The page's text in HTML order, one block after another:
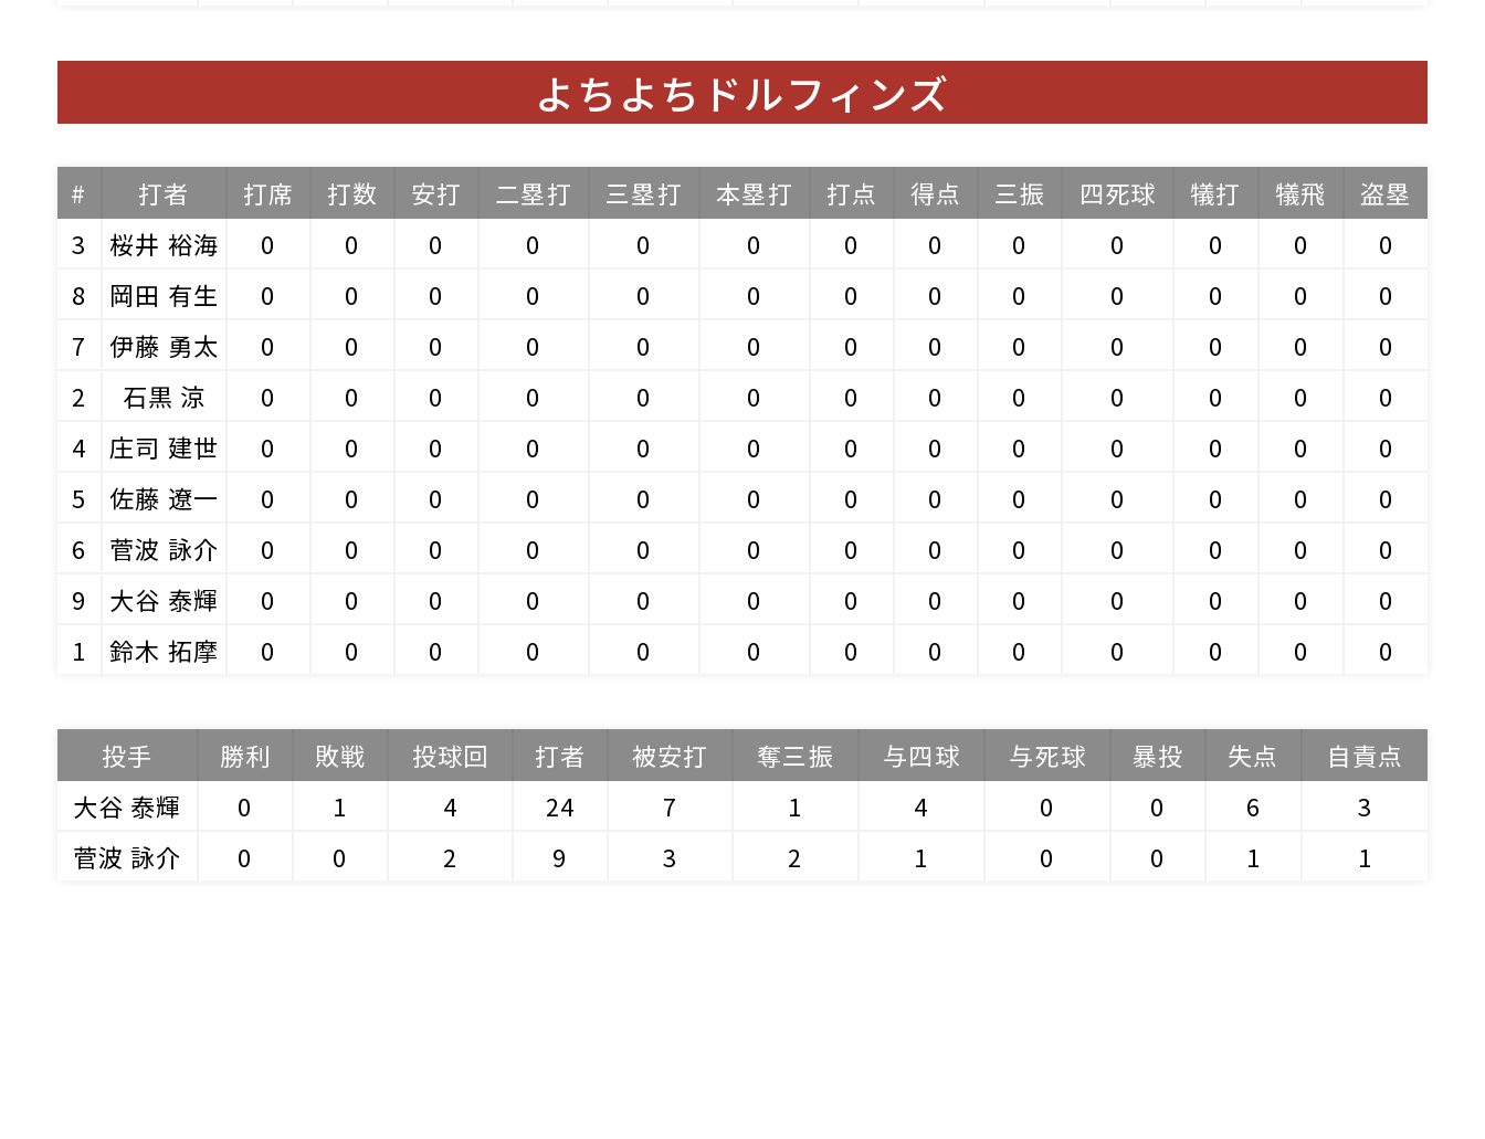
よちよちドルフィンズ
# 打者 打席 打数 安打 二塁打 三塁打 本塁打 打点 得点 三振 四死球 犠打 犠飛
盗塁
3
桜井 裕海 0 0 0 0 0 0 0 0 0 0 0 0
0
8
岡田 有生 0 0 0 0 0 0 0 0 0 0 0 0
0
7
伊藤 勇太 0 0 0 0 0 0 0 0 0 0 0 0
0
2
石黒 涼 0 0 0 0 0 0 0 0 0 0 0 0
0
4
庄司 建世 0 0 0 0 0 0 0 0 0 0 0 0
0
5
佐藤 遼一 0 0 0 0 0 0 0 0 0 0 0 0
0
6
菅波 詠介 0 0 0 0 0 0 0 0 0 0 0 0
0
9
大谷 泰輝 0 0 0 0 0 0 0 0 0 0 0 0
0
1
鈴木 拓摩 0 0 0 0 0 0 0 0 0 0 0 0 0
投手 勝利 敗戦 投球回 打者 被安打 奪三振 与四球 与死球 暴投 失点
自責点
大谷 泰輝
0 1 4 24 7 1 4 0 0 6
3
菅波 詠介
0 0 2 9 3 2 1 0 0 1 1